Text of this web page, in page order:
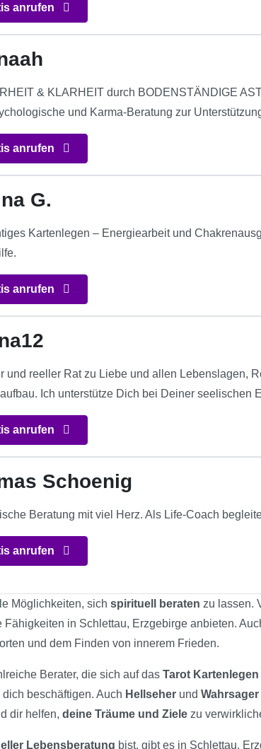
anrufen
& KLARHEIT durch BODENSTÄNDIGE
und Karma-Beratung zur
anrufen
G.
Kartenlegen – Energiearbeit und
anrufen
und reeller Rat zu Liebe und allen Lebenslagen,
Ich unterstütze Dich bei Deiner seelischen
anrufen
Schoenig
Beratung mit viel Herz. Als Life-Coach
anrufen
Möglichkeiten, sich spirituell beraten zu lassen.
in Schlettau, Erzgebirge anbieten.
und dem Finden von innerem Frieden.
Berater, die sich auf das Tarot Kartenlegen
beschäftigen. Auch Hellseher und Wahrsager
dir helfen, deine Träume und Ziele zu
Lebensberatung bist, gibt es in Schlettau,